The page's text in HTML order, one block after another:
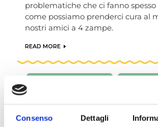
Consenso Dettagli
problematiche che ci fanno
come possiamo prenderci cura al
nostri amici a 4 zampe.
READ MORE
L'alimentazione del cane in
dei suoi cuccioli
Stai per diventare “genitore” di